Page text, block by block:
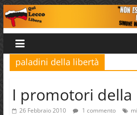
Salta
al
contenuto
Qui
Lecco
Libera
paladini della libertà
I promotori della
26 Febbraio 2010 1 commento